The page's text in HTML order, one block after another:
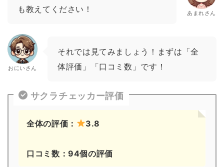
も教えてください！
あまれさん
おにいさん
それでは見てみましょう！まずは「全
体評価」「口コミ数」です！
サクラチェッカー評価
全体の評価： 3.8
口コミ数：94個の評価